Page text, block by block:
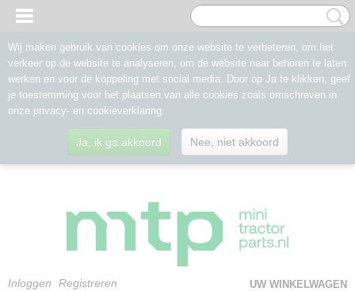
Inloggen Registreren
UW WINKELWAGEN
Wij maken gebruik van cookies om onze website te verbeteren, om het
verkeer op de website te analyseren, om de website naar behoren te laten
werken en voor de koppeling met social media. Door op Ja te klikken, geef
je toestemming voor het plaatsen van alle cookies zoals omschreven in
onze privacy- en cookieverklaring.
Ja, ik ga akkoord Nee, niet akkoord